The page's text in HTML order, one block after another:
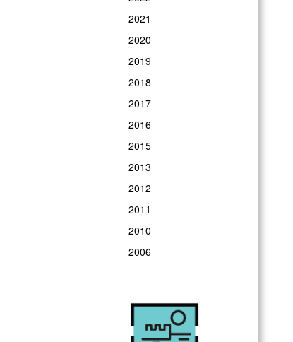
2021
2020
2019
2018
2017
2016
2015
2013
2012
2011
2010
2006